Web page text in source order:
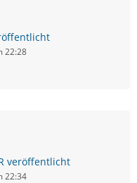
22:28
veröffentlicht
22:34